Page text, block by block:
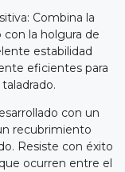
Combina la
la holgura de
estabilidad
eficientes para
con un
recubrimiento
Resiste con éxito
ocurren entre el